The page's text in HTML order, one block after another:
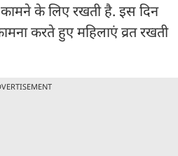
कामने के लिए रखती है. इस दिन
करते हुए महिलाएं व्रत रखती